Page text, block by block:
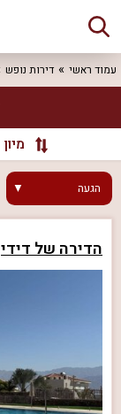
עמוד ראשי דירות נופש
מיון
הגעה
הדירה של דידי